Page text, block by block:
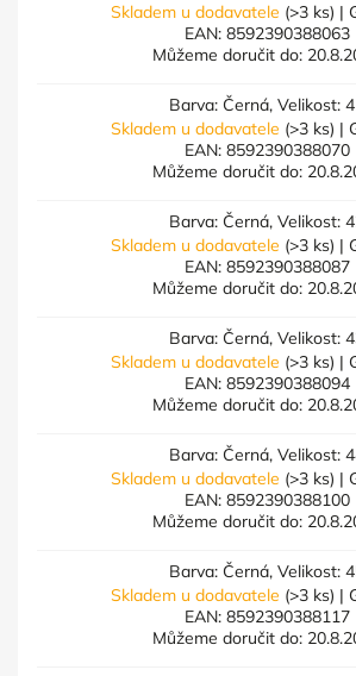
Skladem u dodavatele (>3 ks) |
EAN: 8592390388063
Můžeme doručit do:
Barva: Černá, Velikost:
Skladem u dodavatele (>3 ks) |
EAN: 8592390388070
Můžeme doručit do:
Barva: Černá, Velikost:
Skladem u dodavatele (>3 ks) |
EAN: 8592390388087
Můžeme doručit do:
Barva: Černá, Velikost:
Skladem u dodavatele (>3 ks) |
EAN: 8592390388094
Můžeme doručit do:
Barva: Černá, Velikost:
Skladem u dodavatele (>3 ks) |
EAN: 8592390388100
Můžeme doručit do:
Barva: Černá, Velikost:
Skladem u dodavatele (>3 ks) |
EAN: 8592390388117
Můžeme doručit do: